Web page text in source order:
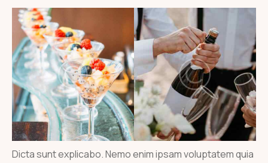
Dicta sunt explicabo. Nemo enim ipsam voluptatem quia